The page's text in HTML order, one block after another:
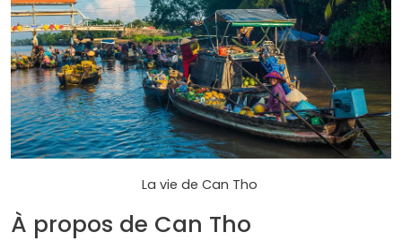
La vie de Can Tho
À propos de Can Tho